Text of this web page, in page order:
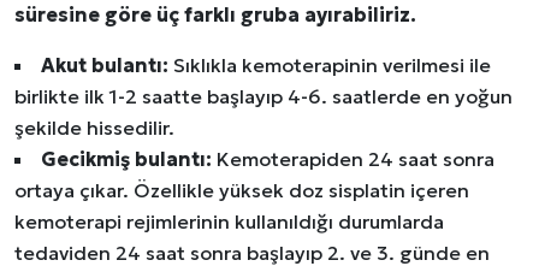
süresine göre üç farklı gruba ayırabiliriz.
Akut bulantı: Sıklıkla kemoterapinin verilmesi ile
birlikte ilk 1-2 saatte başlayıp 4-6. saatlerde en yoğun
şekilde hissedilir.
Gecikmiş bulantı: Kemoterapiden 24 saat sonra
ortaya çıkar. Özellikle yüksek doz sisplatin içeren
kemoterapi rejimlerinin kullanıldığı durumlarda
tedaviden 24 saat sonra başlayıp 2. ve 3. günde en